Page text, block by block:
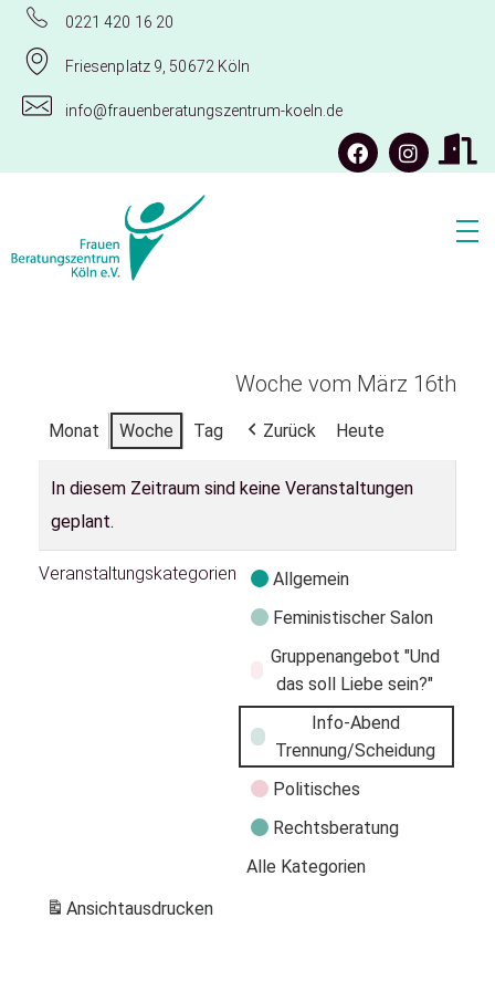
0221 420 16 20
Friesenplatz 9, 50672 Köln
info@frauenberatungszentrum-koeln.de
Woche vom März 16th
Monat Woche Tag Zurück Heute
In diesem Zeitraum sind keine Veranstaltungen
geplant.
Veranstaltungskategorien
Allgemein
Feministischer Salon
Gruppenangebot "Und
das soll Liebe sein?"
Info-Abend
Trennung/Scheidung
Politisches
Rechtsberatung
Alle Kategorien
Ansichtausdrucken